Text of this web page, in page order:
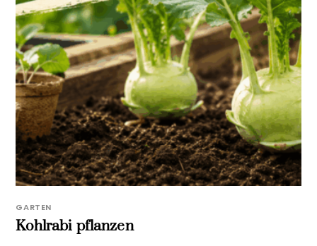
GARTEN
Kohlrabi pflanzen